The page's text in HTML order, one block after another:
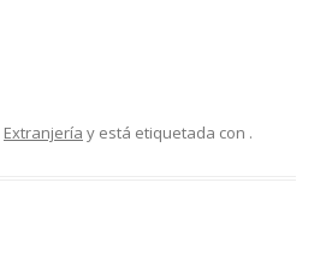
Extranjería y está etiquetada con .